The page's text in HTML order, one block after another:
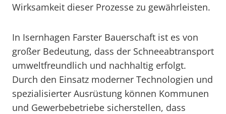
Wirksamkeit dieser Prozesse zu gewährleisten.
In Isernhagen Farster Bauerschaft ist es von
großer Bedeutung, dass der Schneeabtransport
umweltfreundlich und nachhaltig erfolgt.
Durch den Einsatz moderner Technologien und
spezialisierter Ausrüstung können Kommunen
und Gewerbebetriebe sicherstellen, dass